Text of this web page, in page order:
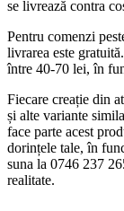
se livrează contra
Pentru comenzi
livrarea este
între 40-70 lei, în
Fiecare creație din
și alte variante
face parte acest
dorințele tale, în
suna la 0746 237
realitate.